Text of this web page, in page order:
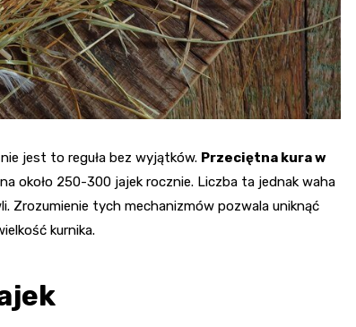
jest to reguła bez wyjątków. Przeciętna kura w
na około 250-300 jajek rocznie. Liczba ta jednak waha
Zrozumienie tych mechanizmów pozwala uniknąć
kurnika.